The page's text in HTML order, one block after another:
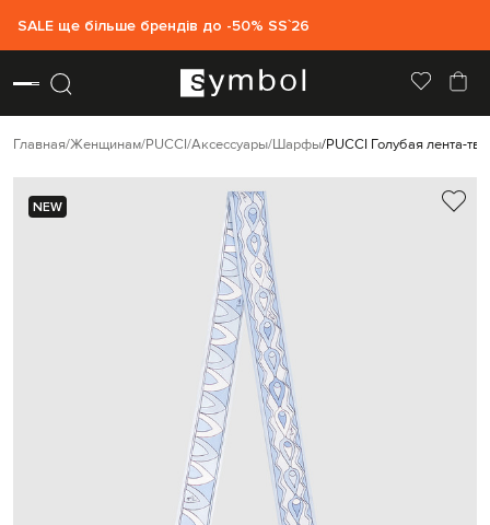
SALE ще більше брендів до -50% SS`26
Главная Женщинам PUCCI Аксессуары Шарфы PUCCI Голубая лента-
NEW